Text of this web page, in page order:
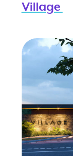
Village